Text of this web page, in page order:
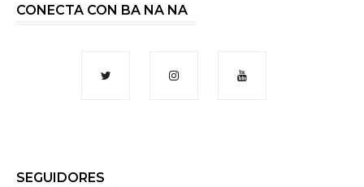
CONECTA CON BA NA NA
SEGUIDORES